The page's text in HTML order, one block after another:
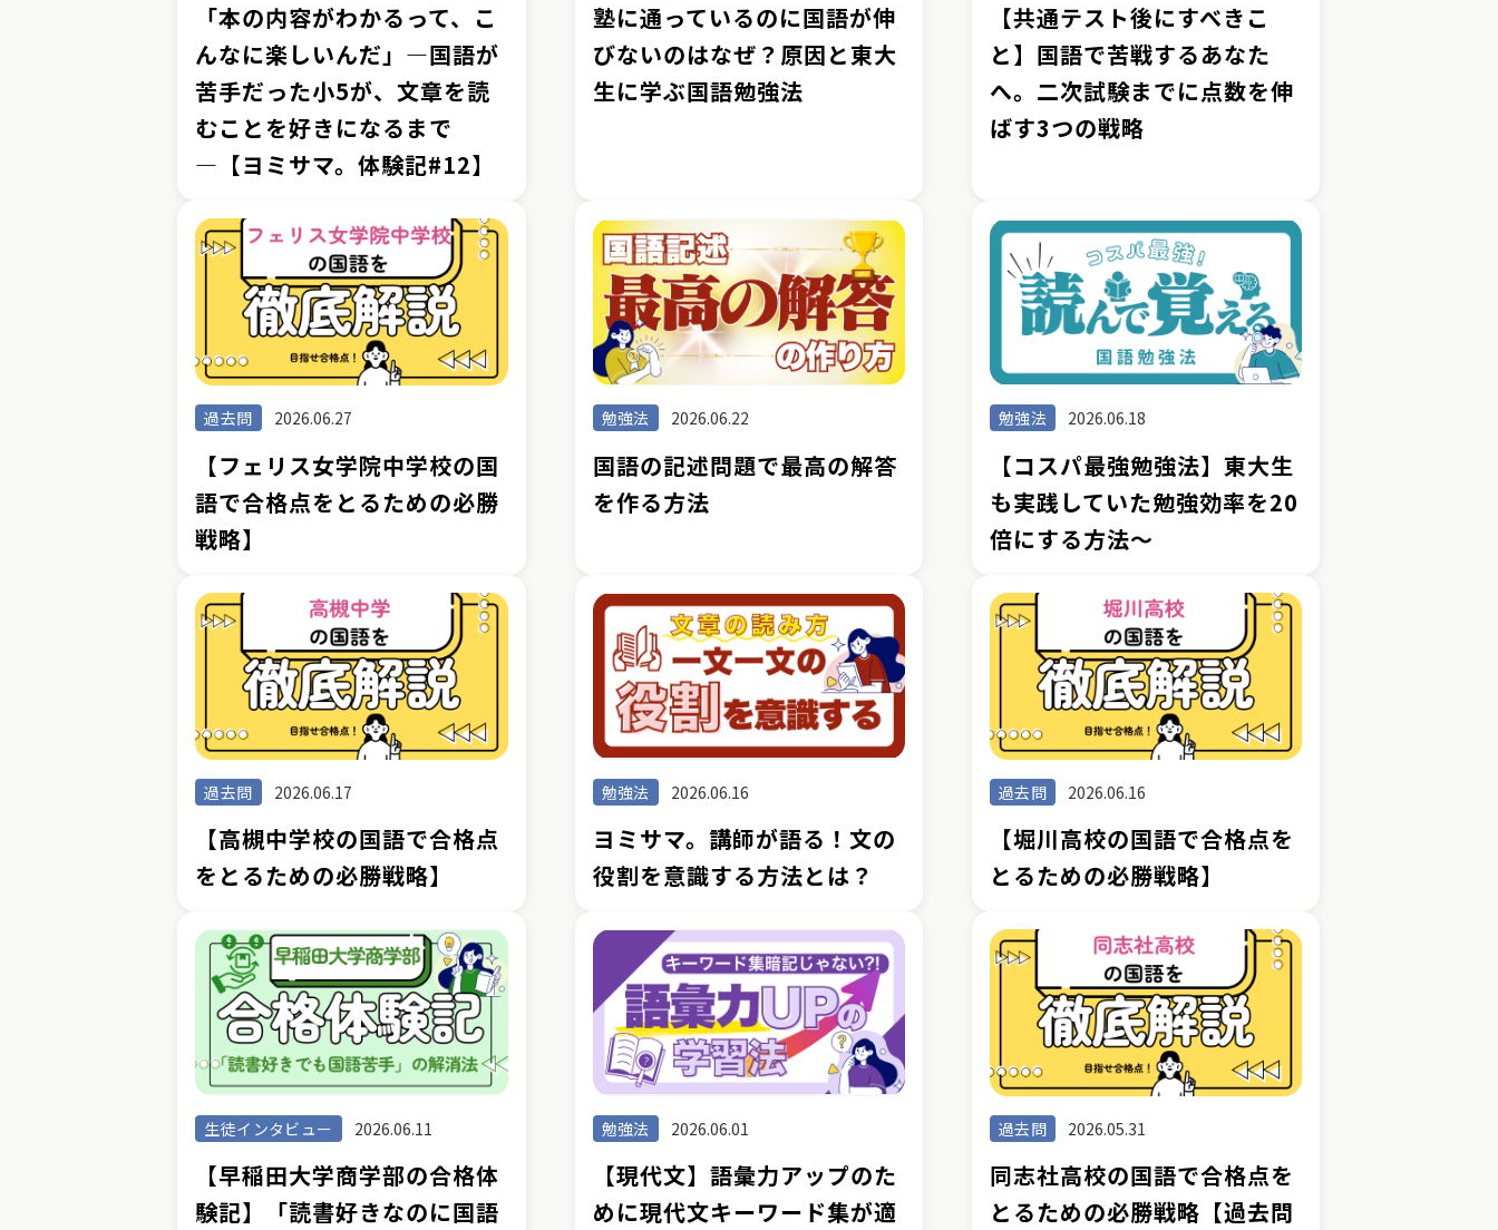
「本の内容がわかるって、こ
んなに楽しいんだ」―国語が
苦手だった小5が、文章を読
むことを好きになるまで
―【ヨミサマ。体験記#12】
塾に通っているのに国語が伸
びないのはなぜ？原因と東大
生に学ぶ国語勉強法
【共通テスト後にすべきこ
と】国語で苦戦するあなた
へ。二次試験までに点数を伸
ばす3つの戦略
過去問 2026.06.27
【フェリス女学院中学校の国
語で合格点をとるための必勝
戦略】
勉強法 2026.06.22
国語の記述問題で最高の解答
を作る方法
勉強法 2026.06.18
【コスパ最強勉強法】東大生
も実践していた勉強効率を20
倍にする方法～
過去問 2026.06.17
【高槻中学校の国語で合格点
をとるための必勝戦略】
勉強法 2026.06.16
ヨミサマ。講師が語る！文の
役割を意識する方法とは？
過去問 2026.06.16
【堀川高校の国語で合格点を
とるための必勝戦略】
生徒インタビュー 2026.06.11
【早稲田大学商学部の合格体
験記】「読書好きなのに国語
勉強法 2026.06.01
【現代文】語彙力アップのた
めに現代文キーワード集が適
過去問 2026.05.31
同志社高校の国語で合格点を
とるための必勝戦略【過去問